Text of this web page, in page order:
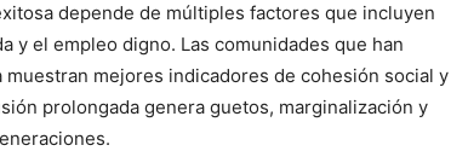
depende de múltiples factores que incluyen
y el empleo digno. Las comunidades que han
mejores indicadores de cohesión social y
prolongada genera guetos, marginalización y